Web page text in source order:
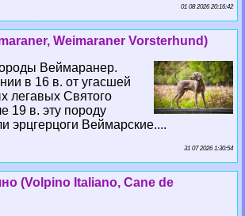
01 08 2026 20:16:42
Weimaraner Vorsterhund)
Веймаранер.
в 16 в. от угасшей
легавых Святого
19 в. эту породу
эрцгерцоги Веймарские....
31 07 2026 1:30:54
(Volpino Italiano, Cane de